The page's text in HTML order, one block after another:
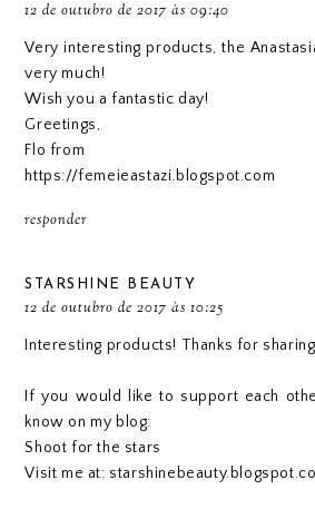
12 de outubro de 2017 às 09:40
Very interesting products, the
very much!
Wish you a fantastic day!
Greetings,
Flo from
https://femeieastazi.blogspot.com
responder
STARSHINE BEAUTY
12 de outubro de 2017 às 10:25
Interesting products! Thanks for
If you would like to support each
know on my blog:
Shoot for the stars
Visit me at: